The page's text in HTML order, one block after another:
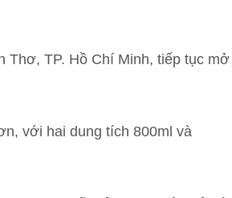
Thơ, TP. Hồ Chí Minh, tiếp tục mở
với hai dung tích 800ml và